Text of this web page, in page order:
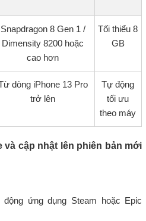
Snapdragon 8 Gen 1 /
Dimensity 8200 hoặc
cao hơn
Tối thiểu 8
GB
dòng iPhone 13 Pro
trở lên
Tự động
tối ưu
theo máy
và cập nhật lên phiên bản mới
ứng dụng Steam hoặc Epic